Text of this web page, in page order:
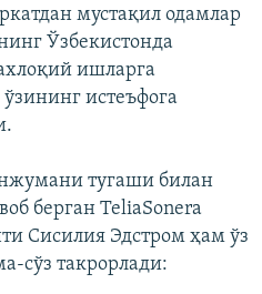
мустақил одамлар
Ўзбекистонда
ишларга
истеъфога
тугаши билан
берган TeliaSonera
Сисилия Эдстром ҳам ўз
сўз такрорлади: